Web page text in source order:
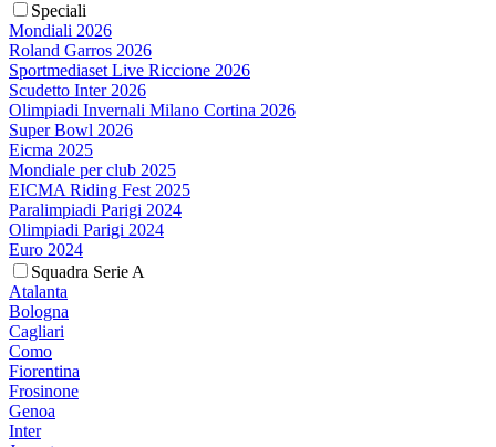
Speciali
Mondiali 2026
Roland Garros 2026
Sportmediaset Live Riccione 2026
Scudetto Inter 2026
Olimpiadi Invernali Milano Cortina 2026
Super Bowl 2026
Eicma 2025
Mondiale per club 2025
EICMA Riding Fest 2025
Paralimpiadi Parigi 2024
Olimpiadi Parigi 2024
Euro 2024
Squadra Serie A
Atalanta
Bologna
Cagliari
Como
Fiorentina
Frosinone
Genoa
Inter